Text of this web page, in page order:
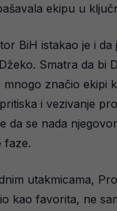
ekipu u
BiH istakao je i da
Smatra da bi
mnogo značio ekipi
i vezivanje
da se nada
faze.
utakmicama,
kao favorita, ne